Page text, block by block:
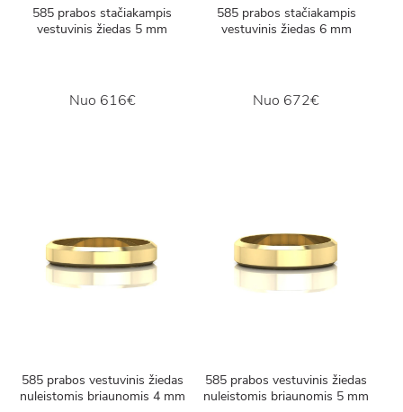
585 prabos stačiakampis
vestuvinis žiedas 5 mm
Nuo 616€
585 prabos stačiakampis
vestuvinis žiedas 6 mm
Nuo 672€
585 prabos vestuvinis žiedas
nuleistomis briaunomis 4 mm
585 prabos vestuvinis žiedas
nuleistomis briaunomis 5 mm